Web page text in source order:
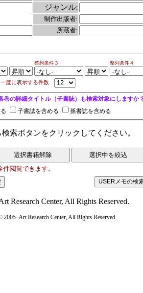
ジャンル:
制作出版者:
所蔵者:
整列条件３ 整列条件４
一度に表示する件数:
巻の詳細タイトル（子書誌）も検索対象にしますか
子書誌を含める 孫書誌を含める
索ボタンをクリックしてください。
閲覧できます。
Research Center, All Rights Reserved.
Art Research Center, All Rights Reserved.